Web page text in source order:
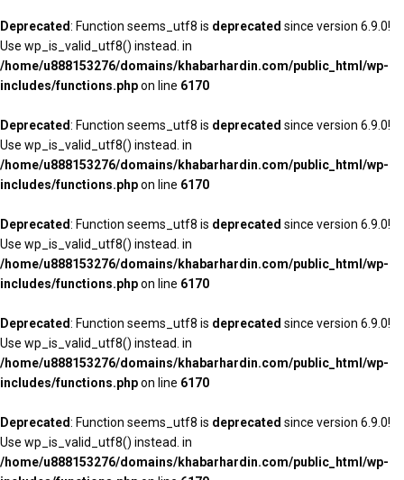
Deprecated: Function seems_utf8 is deprecated since version 6.9.0!
Use wp_is_valid_utf8() instead. in
/home/u888153276/domains/khabarhardin.com/public_html/wp-
includes/functions.phpon line 6170
Deprecated: Function seems_utf8 is deprecated since version 6.9.0!
Use wp_is_valid_utf8() instead. in
/home/u888153276/domains/khabarhardin.com/public_html/wp-
includes/functions.phpon line 6170
Deprecated: Function seems_utf8 is deprecated since version 6.9.0!
Use wp_is_valid_utf8() instead. in
/home/u888153276/domains/khabarhardin.com/public_html/wp-
includes/functions.phpon line 6170
Deprecated: Function seems_utf8 is deprecated since version 6.9.0!
Use wp_is_valid_utf8() instead. in
/home/u888153276/domains/khabarhardin.com/public_html/wp-
includes/functions.phpon line 6170
Deprecated: Function seems_utf8 is deprecated since version 6.9.0!
Use wp_is_valid_utf8() instead. in
/home/u888153276/domains/khabarhardin.com/public_html/wp-